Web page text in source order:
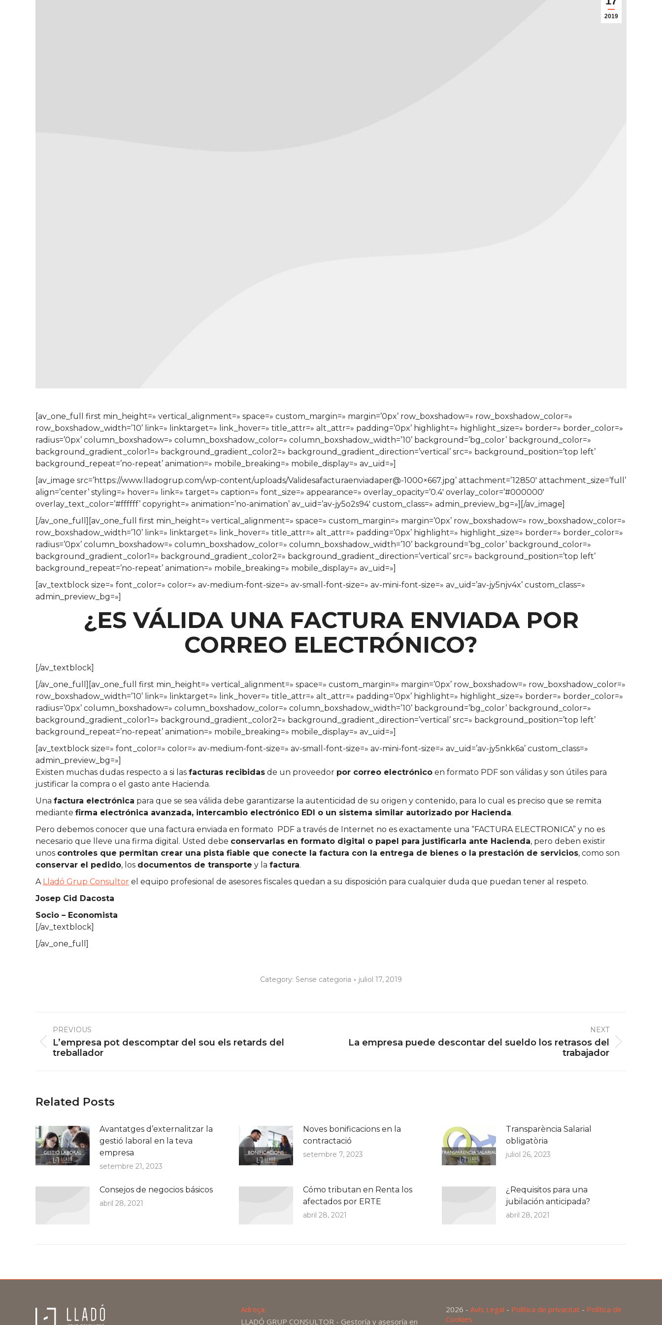
2019
[av_one_full first min_height=» vertical_alignment=» space=» custom_margin=» margin=’0px’ row_boxshadow=» row_boxshadow_color=»
row_boxshadow_width=’10’ link=» linktarget=» link_hover=» title_attr=» alt_attr=» padding=’0px’ highlight=» highlight_size=» border=» border_color=»
radius=’0px’ column_boxshadow=» column_boxshadow_color=» column_boxshadow_width=’10’ background=’bg_color’ background_color=»
background_gradient_color1=» background_gradient_color2=» background_gradient_direction=’vertical’ src=» background_position=’top left’
background_repeat=’no-repeat’ animation=» mobile_breaking=» mobile_display=» av_uid=»]
[av_image src=’https://www.lladogrup.com/wp-content/uploads/Validesafacturaenviadaper@-1000×667.jpg’ attachment=’12850′ attachment_size=’full’
align=’center’ styling=» hover=» link=» target=» caption=» font_size=» appearance=» overlay_opacity=’0.4′ overlay_color=’#000000′
overlay_text_color=’#ffffff’ copyright=» animation=’no-animation’ av_uid=’av-jy5o2s94′ custom_class=» admin_preview_bg=»][/av_image]
[/av_one_full][av_one_full first min_height=» vertical_alignment=» space=» custom_margin=» margin=’0px’ row_boxshadow=» row_boxshadow_color=»
row_boxshadow_width=’10’ link=» linktarget=» link_hover=» title_attr=» alt_attr=» padding=’0px’ highlight=» highlight_size=» border=» border_color=»
radius=’0px’ column_boxshadow=» column_boxshadow_color=» column_boxshadow_width=’10’ background=’bg_color’ background_color=»
background_gradient_color1=» background_gradient_color2=» background_gradient_direction=’vertical’ src=» background_position=’top left’
background_repeat=’no-repeat’ animation=» mobile_breaking=» mobile_display=» av_uid=»]
[av_textblock size=» font_color=» color=» av-medium-font-size=» av-small-font-size=» av-mini-font-size=» av_uid=’av-jy5njv4x’ custom_class=»
admin_preview_bg=»]
¿ES VÁLIDA UNA FACTURA ENVIADA POR
CORREO ELECTRÓNICO?
[/av_textblock]
[/av_one_full][av_one_full first min_height=» vertical_alignment=» space=» custom_margin=» margin=’0px’ row_boxshadow=» row_boxshadow_color=»
row_boxshadow_width=’10’ link=» linktarget=» link_hover=» title_attr=» alt_attr=» padding=’0px’ highlight=» highlight_size=» border=» border_color=»
radius=’0px’ column_boxshadow=» column_boxshadow_color=» column_boxshadow_width=’10’ background=’bg_color’ background_color=»
background_gradient_color1=» background_gradient_color2=» background_gradient_direction=’vertical’ src=» background_position=’top left’
background_repeat=’no-repeat’ animation=» mobile_breaking=» mobile_display=» av_uid=»]
[av_textblock size=» font_color=» color=» av-medium-font-size=» av-small-font-size=» av-mini-font-size=» av_uid=’av-jy5nkk6a’ custom_class=»
admin_preview_bg=»]
Existen muchas dudas respecto a si las facturas recibidas de un proveedor por correo electrónico en formato PDF son válidas y son útiles para
justificar la compra o el gasto ante Hacienda.
Una factura electrónica para que se sea válida debe garantizarse la autenticidad de su origen y contenido, para lo cual es preciso que se remita
mediante firma electrónica avanzada, intercambio electrónico EDI o un sistema similar autorizado por Hacienda.
Pero debemos conocer que una factura enviada en formato PDF a través de Internet no es exactamente una “FACTURA ELECTRONICA” y no es
necesario que lleve una firma digital. Usted debe conservarlas en formato digital o papel para justificarla ante Hacienda, pero deben existir
unos controles que permitan crear una pista fiable que conecte la factura con la entrega de bienes o la prestación de servicios, como son
conservar el pedido, los documentos de transporte y la factura.
A Lladó Grup Consultor el equipo profesional de asesores fiscales quedan a su disposición para cualquier duda que puedan tener al respeto.
Josep Cid Dacosta
Socio – Economista
[/av_textblock]
[/av_one_full]
Category: Sense categoria juliol 17, 2019
navigation
PREVIOUS
Previous
post:
L’empresa pot descomptar del sou els retards del
treballador
NEXT
Next
La empresa puede descontar del sueldo los retrasos del
trabajador
Related Posts
Avantatges d’externalitzar la
gestió laboral en la teva
empresa
setembre 21, 2023
Noves bonificacions en la
contractació
setembre 7, 2023
Transparència Salarial
obligatòria
juliol 26, 2023
Consejos de negocios básicos
abril 28, 2021
Cómo tributan en Renta los
afectados por ERTE
abril 28, 2021
¿Requisitos para una
jubilación anticipada?
abril 28, 2021
Adreça:
LLADÓ GRUP CONSULTOR - Gestoría y asesoría en
2026 -Avís Legal - Política de privacitat - Política de
Cookies